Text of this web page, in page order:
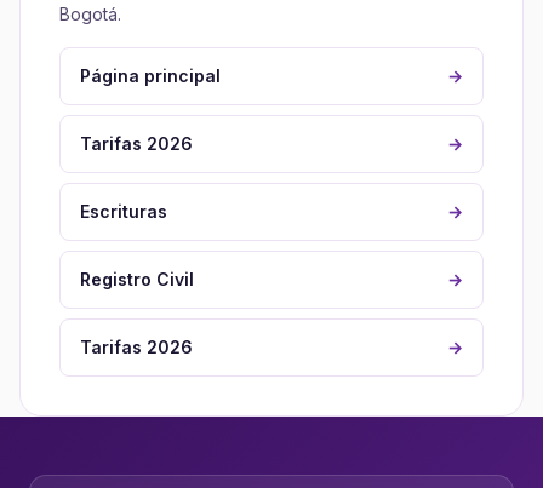
Bogotá.
Página principal →
Tarifas 2026 →
Escrituras →
Registro Civil →
Tarifas 2026 →